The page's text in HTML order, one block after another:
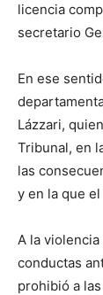
licencia
secretario
En ese
Lázzari,
Tribunal, en
las
y en la que
A la
conductas
prohibió a